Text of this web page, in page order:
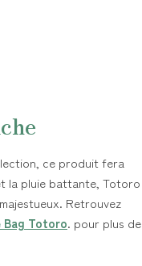
ce produit fera
la pluie battante, Totoro
Retrouvez
Bag Totoro. pour plus de